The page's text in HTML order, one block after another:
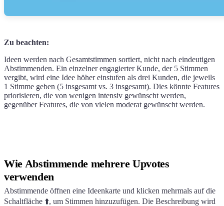
Zu beachten:
Ideen werden nach Gesamtstimmen sortiert, nicht nach eindeutigen
Abstimmenden. Ein einzelner engagierter Kunde, der 5 Stimmen
vergibt, wird eine Idee höher einstufen als drei Kunden, die jeweils
1 Stimme geben (5 insgesamt vs. 3 insgesamt). Dies könnte Features
priorisieren, die von wenigen intensiv gewünscht werden,
gegenüber Features, die von vielen moderat gewünscht werden.
Wie Abstimmende mehrere Upvotes
verwenden
Abstimmende öffnen eine Ideenkarte und klicken mehrmals auf die
Schaltfläche ⬆️, um Stimmen hinzuzufügen. Die Beschreibung wird